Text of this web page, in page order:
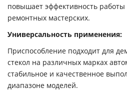
повышает эффективность работы
ремонтных мастерских.
Универсальность применения:
Приспособление подходит для
стекол на различных марках
стабильное и качественное
диапазоне моделей.